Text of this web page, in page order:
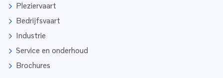
Pleziervaart
Bedrijfsvaart
Industrie
Service en onderhoud
Brochures